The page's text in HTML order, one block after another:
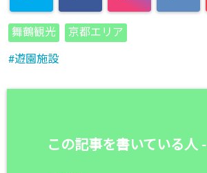
舞鶴観光 京都エリア
遊園施設
この記事を書いている人 -